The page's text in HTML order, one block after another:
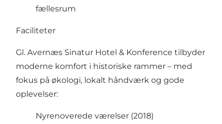
fællesrum
Faciliteter
Gl. Avernæs Sinatur Hotel & Konference tilbyder
moderne komfort i historiske rammer – med
fokus på økologi, lokalt håndværk og gode
oplevelser:
Nyrenoverede værelser (2018)